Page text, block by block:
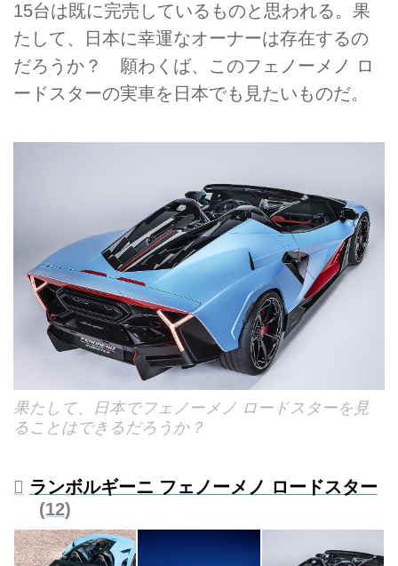
15台は既に完売しているものと思われる。果
たして、日本に幸運なオーナーは存在するの
だろうか？ 願わくば、このフェノーメノ ロ
ードスターの実車を日本でも見たいものだ。
果たして、日本でフェノーメノ ロードスターを見
ることはできるだろうか？
ランボルギーニ フェノーメノ ロードスター
12